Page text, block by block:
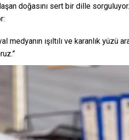
doğasını sert bir dille
medyanın ışıltılı ve karanlık